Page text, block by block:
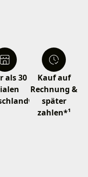
als 30
Kauf auf
Rechnung &
später
zahlen*¹